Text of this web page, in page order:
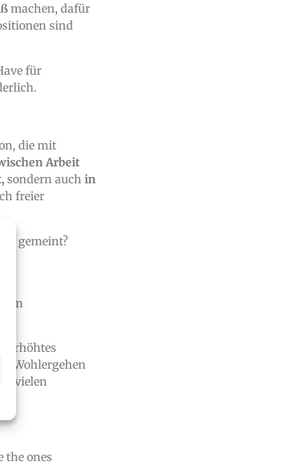
machen, dafür
sind
für
die mit
Arbeit
sondern auch in
freier
gemeint?
in
erhöhtes
Wohlergehen
vielen
the ones